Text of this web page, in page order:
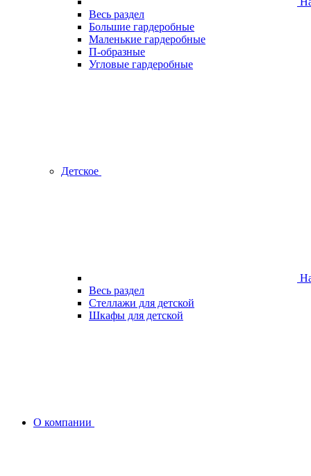
Весь раздел
Большие гардеробные
Маленькие гардеробные
П-образные
Угловые гардеробные
Детское
Весь раздел
Стеллажи для детской
Шкафы для детской
О компании